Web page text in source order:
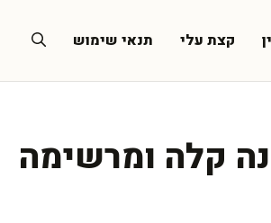
קצת עלי תנאי שימוש
קלה ומרשימה